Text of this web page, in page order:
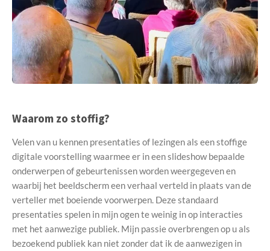
Waarom zo stoffig?
Velen van u kennen presentaties of lezingen als een stoffige
digitale voorstelling waarmee er in een slideshow bepaalde
onderwerpen of gebeurtenissen worden weergegeven en
waarbij het beeldscherm een verhaal verteld in plaats van de
verteller met boeiende voorwerpen. Deze standaard
presentaties spelen in mijn ogen te weinig in op interacties
met het aanwezige publiek. Mijn passie overbrengen op u als
bezoekend publiek kan niet zonder dat ik de aanwezigen in